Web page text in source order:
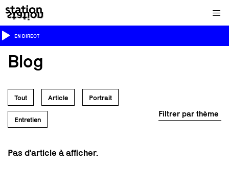
EN DIRECT
Blog
Tout Article Portrait
Entretien
Filtrer par thème
Pas d'article à afficher.